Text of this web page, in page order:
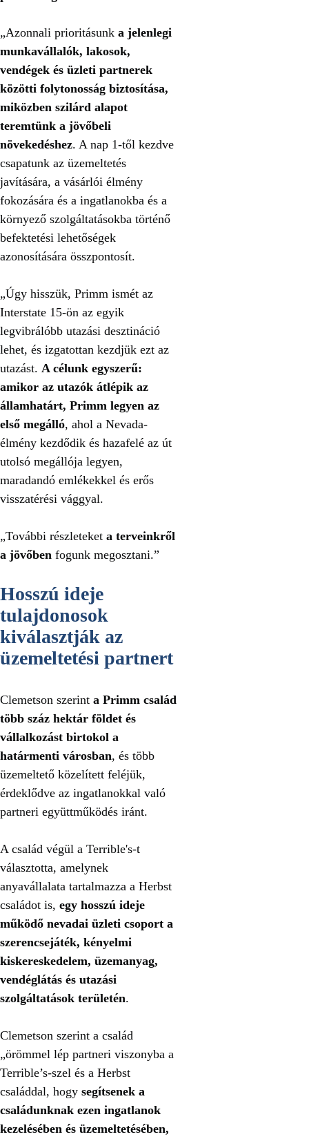
„Azonnali prioritásunk a jelenlegi
munkavállalók, lakosok,
vendégek és üzleti partnerek
közötti folytonosság biztosítása,
miközben szilárd alapot
teremtünk a jövőbeli
növekedéshez. A nap 1-től kezdve
csapatunk az üzemeltetés
javítására, a vásárlói élmény
fokozására és a ingatlanokba és a
környező szolgáltatásokba történő
befektetési lehetőségek
azonosítására összpontosít.
„Úgy hisszük, Primm ismét az
Interstate 15-ön az egyik
legvibrálóbb utazási desztináció
lehet, és izgatottan kezdjük ezt az
utazást. A célunk egyszerű:
amikor az utazók átlépik az
államhatárt, Primm legyen az
első megálló, ahol a Nevada-
élmény kezdődik és hazafelé az út
utolsó megállója legyen,
maradandó emlékekkel és erős
visszatérési vággyal.
„További részleteket a terveinkről
a jövőben fogunk megosztani.”
Hosszú ideje
tulajdonosok
kiválasztják az
üzemeltetési partnert
Clemetson szerint a Primm család
több száz hektár földet és
vállalkozást birtokol a
határmenti városban, és több
üzemeltető közelített feléjük,
érdeklődve az ingatlanokkal való
partneri együttműködés iránt.
A család végül a Terrible's-t
választotta, amelynek
anyavállalata tartalmazza a Herbst
családot is, egy hosszú ideje
működő nevadai üzleti csoport a
szerencsejáték, kényelmi
kiskereskedelem, üzemanyag,
vendéglátás és utazási
szolgáltatások területén.
Clemetson szerint a család
„örömmel lép partneri viszonyba a
Terrible’s-szel és a Herbst
családdal, hogy segítsenek a
családunknak ezen ingatlanok
kezelésében és üzemeltetésében,